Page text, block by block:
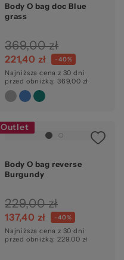
Body O bag doc Blue
grass
369,00 zł
221,40 zł -40%
Najniższa cena z 30 dni
przed obniżką: 369,00 zł
Outlet
Body O bag reverse
Burgundy
229,00 zł
137,40 zł -40%
Najniższa cena z 30 dni
przed obniżką: 229,00 zł